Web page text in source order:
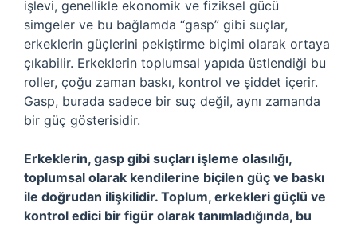
işlevi, genellikle ekonomik ve fiziksel gücü
simgeler ve bu bağlamda “gasp” gibi suçlar,
erkeklerin güçlerini pekiştirme biçimi olarak ortaya
çıkabilir. Erkeklerin toplumsal yapıda üstlendiği bu
roller, çoğu zaman baskı, kontrol ve şiddet içerir.
Gasp, burada sadece bir suç değil, aynı zamanda
bir güç gösterisidir.
Erkeklerin, gasp gibi suçları işleme olasılığı,
toplumsal olarak kendilerine biçilen güç ve baskı
ile doğrudan ilişkilidir. Toplum, erkekleri güçlü ve
kontrol edici bir figür olarak tanımladığında, bu